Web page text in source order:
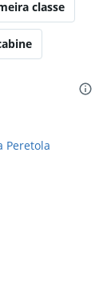
classe
Peretola